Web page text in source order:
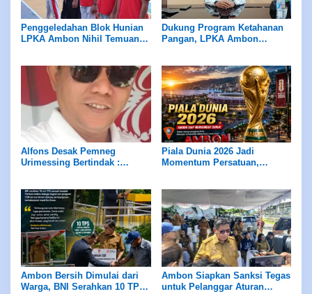
Penggeledahan Blok Hunian
LPKA Ambon Nihil Temuan
Dukung Program Ketahanan
Pangan, LPKA Ambon
Alfons Desak Pemneg
Urimessing Bertindak :
Piala Dunia 2026 Jadi
Momentum Persatuan,
Ambon Bersih Dimulai dari
Warga, BNI Serahkan 10 TPS
Ambon Siapkan Sanksi Tegas
untuk Pelanggar Aturan